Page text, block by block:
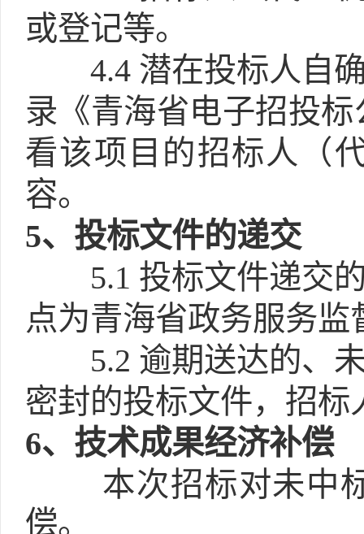
或登记等。
4.4 潜在投标人自
录《青海省电子招投
看该项目的招标人（
容。
5、投标文件的递交
5.1 投标文件递交
点为青海省政务服务
5.2 逾期送达的、
密封的投标文件，招标
6、技术成果经济补偿
本次招标对未中
偿。